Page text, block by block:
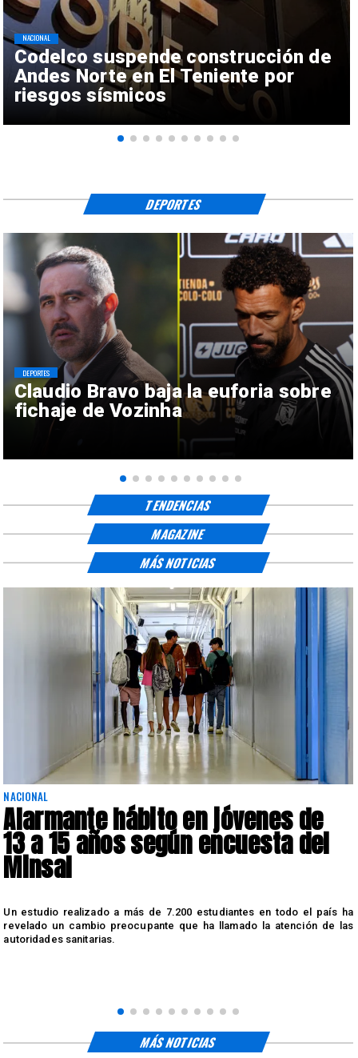
Codelco suspende construcción de
Andes Norte en El Teniente por
riesgos sísmicos
NACIONAL
Claudio Bravo baja la euforia sobre
fichaje de Vozinha
DEPORTES
DEPORTES
TENDENCIAS
MAGAZINE
NACIONAL
Alarmante hábito en jóvenes de
13 a 15 años según encuesta del
Minsal
Un estudio realizado a más de 7.200 estudiantes en todo el país ha
revelado un cambio preocupante que ha llamado la atención de las
autoridades sanitarias.
MÁS NOTICIAS
MÁS NOTICIAS